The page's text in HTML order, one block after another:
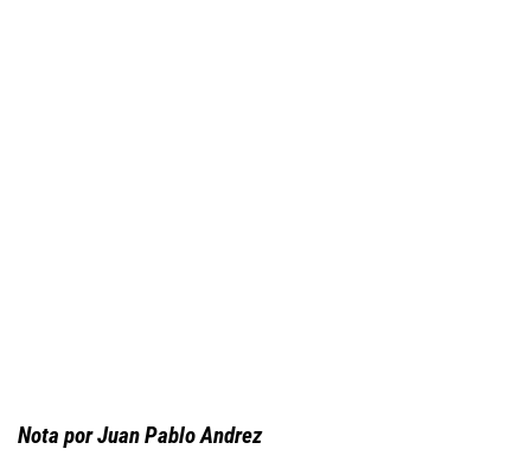
Nota por Juan Pablo Andrez